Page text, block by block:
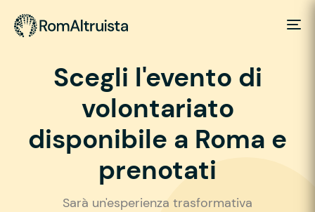
Scegli l'evento di
volontariato
disponibile a Roma e
prenotati
Sarà un'esperienza trasformativa